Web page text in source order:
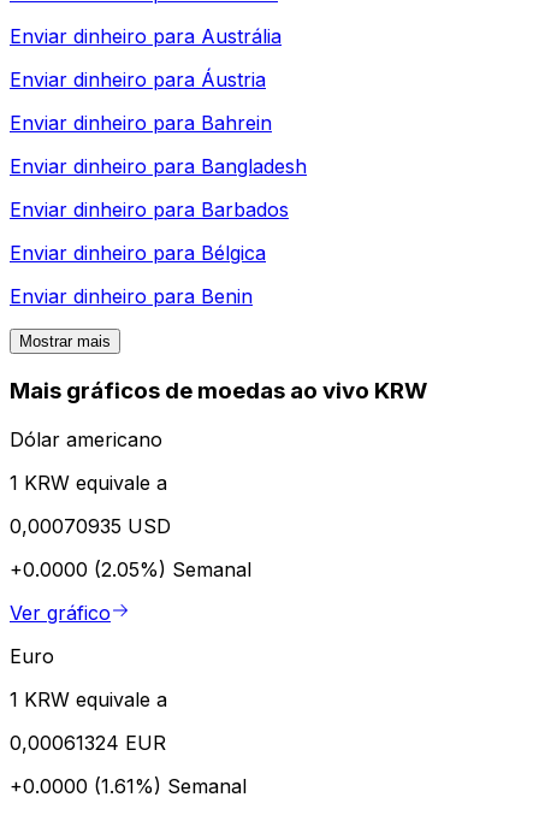
Enviar dinheiro para Austrália
Enviar dinheiro para Áustria
Enviar dinheiro para Bahrein
Enviar dinheiro para Bangladesh
Enviar dinheiro para Barbados
Enviar dinheiro para Bélgica
Enviar dinheiro para Benin
Mostrar mais
Mais gráficos de moedas ao vivo KRW
Dólar americano
1 KRW equivale a
0,00070935 USD
+0.0000 (2.05%) Semanal
Ver gráfico
Euro
1 KRW equivale a
0,00061324 EUR
+0.0000 (1.61%) Semanal